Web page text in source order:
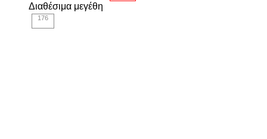
Διαθέσιμα μεγέθη
176